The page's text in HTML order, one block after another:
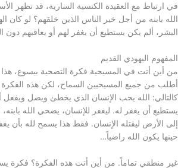
في ارتباط مع العقيدة الكنسية السارية، قد تظهر
الله بابنه من أجل خير الناس الذين خلقهم؟ لو كان
البشر، ألم يكن يستطيع أن يغفر لهم أو يعاقبهم دون
المفهوم اليهودي القديم
من أين أتت في المسيحية فكرة التضحية بيسوع،
أطلب من جميع المسيحيين السماح، لكن هذه الفكرة
كالتالي: الله يحب الإنسان الذي يخطئ ويضل ويفعل
يستطيع أن يغفر له. ليغفر للإنسان، يضحي الله
إلى الأرض ليقتله الإنسان. فقط هذا يسمح لله بأن
حينها يكون الله راضياً…
غير منطقي تماماً. من أين أتت هذه الفكرة؟ فكرة